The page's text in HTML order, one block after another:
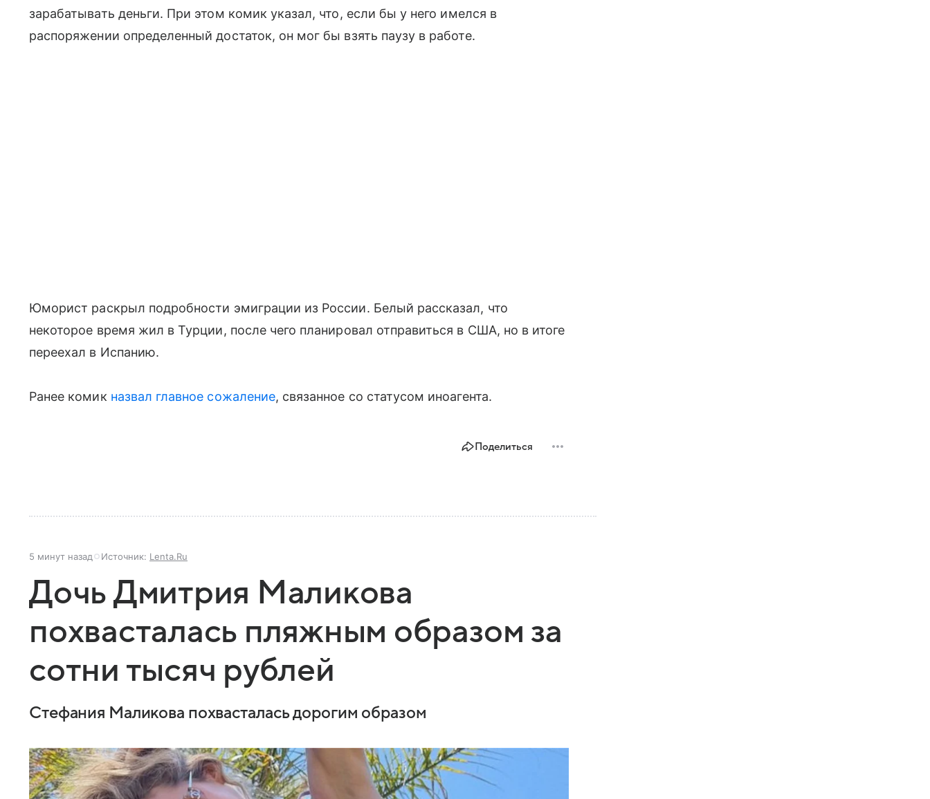
зарабатывать деньги. При этом комик указал, что, если бы у него имелся в
распоряжении определенный достаток, он мог бы взять паузу в работе.
Юморист раскрыл подробности эмиграции из России. Белый рассказал, что
некоторое время жил в Турции, после чего планировал отправиться в США, но в итоге
переехал в Испанию.
Ранее комик назвал главное сожаление, связанное со статусом иноагента.
Поделиться
5 минут назад Источник: Lenta.Ru
Дочь Дмитрия Маликова
похвасталась пляжным образом за
сотни тысяч рублей
Стефания Маликова похвасталась дорогим образом